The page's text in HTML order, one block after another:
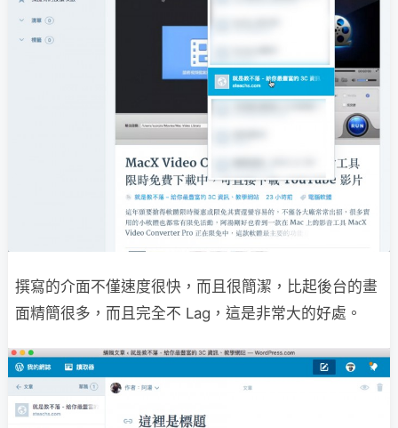
撰寫的介面不僅速度很快，而且很簡潔，比起後台的畫
面精簡很多，而且完全不 Lag，這是非常大的好處。